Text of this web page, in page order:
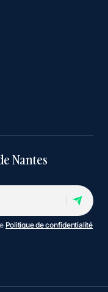
Nantes
Politique de confidentialité